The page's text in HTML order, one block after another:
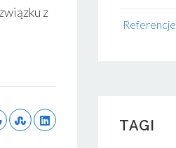
z
Referencje
TAGI